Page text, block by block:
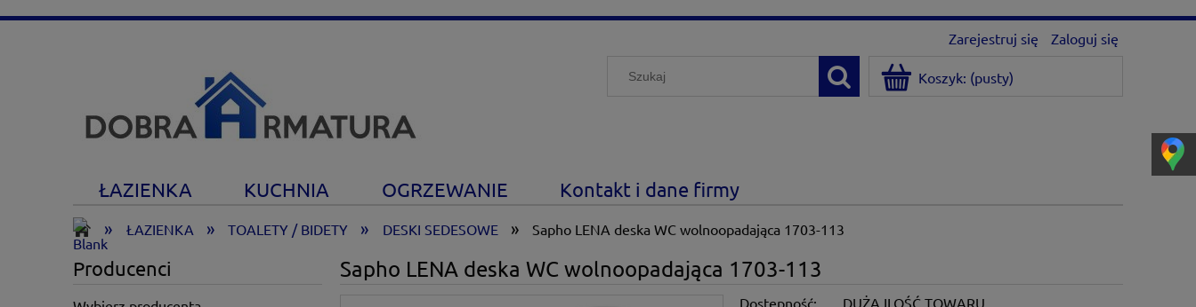
Zarejestruj się Zaloguj się
Koszyk: (pusty)
ŁAZIENKA KUCHNIA OGRZEWANIE Kontakt i dane firmy
» ŁAZIENKA » TOALETY / BIDETY » DESKI SEDESOWE » Sapho LENA deska WC wolnoopadająca 1703-113
Producenci Sapho LENA deska WC wolnoopadająca 1703-113
Dostępność:
DUŻA ILOŚĆ TOWARU